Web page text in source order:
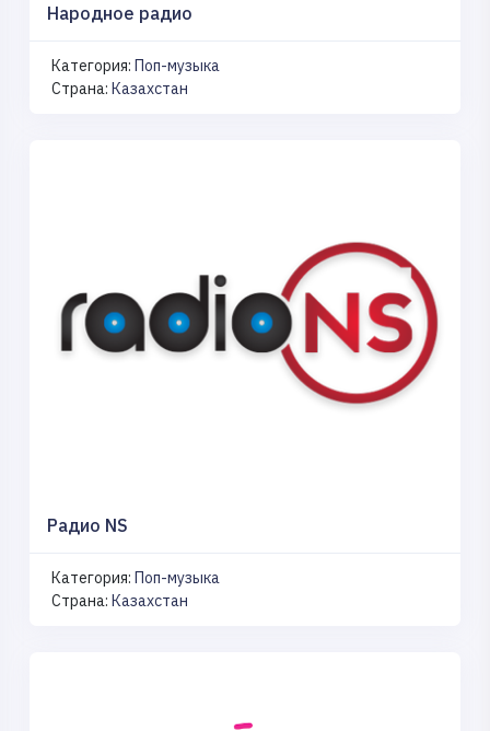
Народное радио
Категория: Поп-музыка
Страна: Казахстан
Радио NS
Категория: Поп-музыка
Страна: Казахстан